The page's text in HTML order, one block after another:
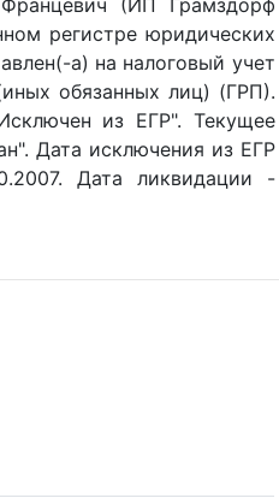
(ИП Грамздорф
регистре юридических
a) на налоговый учет
обязанных лиц) (ГРП).
из ЕГР". Текущее
Дата исключения из ЕГР
Дата ликвидации -